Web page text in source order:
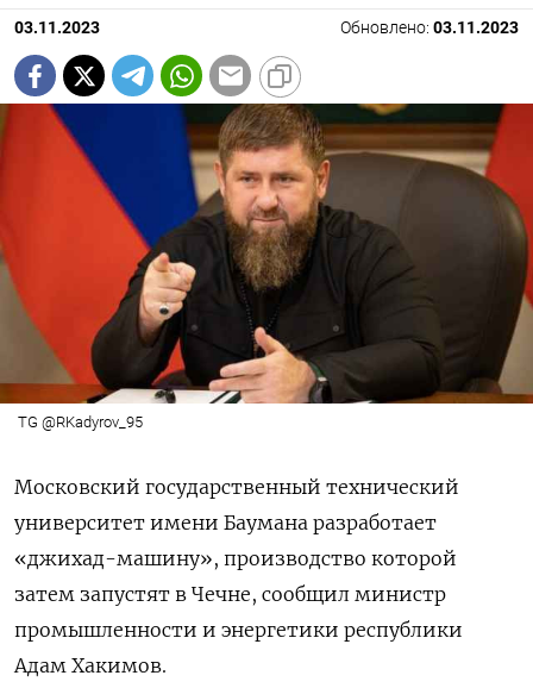
03.11.2023 Обновлено: 03.11.2023
TG @RKadyrov_95
Московский государственный технический
университет имени Баумана разработает
«джихад-машину», производство которой
затем запустят в Чечне, сообщил министр
промышленности и энергетики республики
Адам Хакимов.